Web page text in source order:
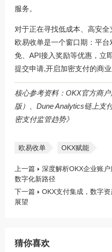
服务。
对于正在寻找低成本、高安
欧易收单是一个窗口期：平
免、API接入奖励等优惠，立
提交申请,开启加密支付的商业
核心参考资料：OKX官方商
版）、Dune Analytics链上支
密支付监管趋势》
欧易收单 OKX赋能
上一篇
深度解析OKX企业账
数字化新路径
下一篇
OKX支付集成，数字
展望
猜你喜欢